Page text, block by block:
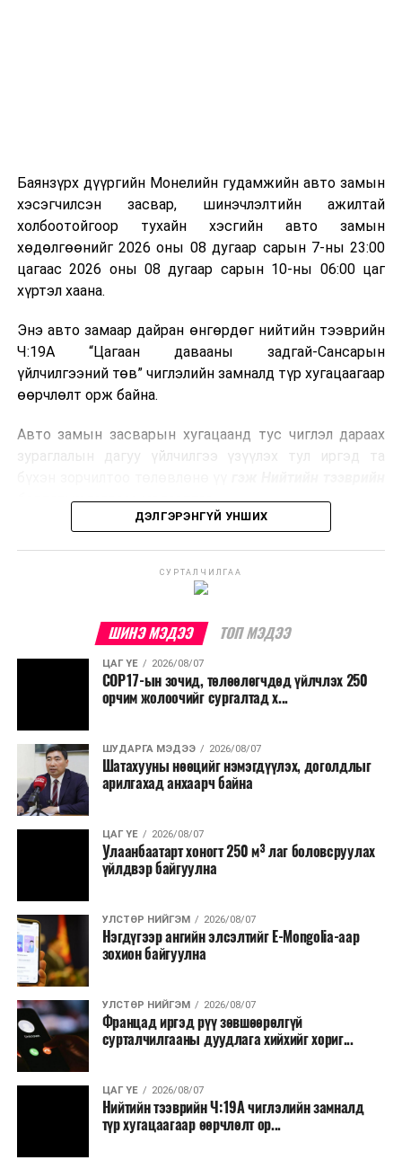
болон дулааны эрчим хүч үйлдвэрлэхэд ашиглаж
болдог. Зарим технологийн хувьд шаталтын дараа
үлдэх үнснээс фосфор зэрэг ашигт эрдсийг сэргээн
авах боломжтой аж.
байна. Тухайлбал, Германд лаг шатаах үйлдвэрээс
гарсан үнснээс фосфор сэргээн авах технологи
ашигладаг бол Нидерландад төвлөрсөн лаг
боловсруулах үйлдвэрүүдээр дулаан, цахилгаан
Ийнхүү лаг хатаах, шатаах технологийг лагийн
улсад өргөн ашиглаж байна.
Баянзүрх дүүргийн Монелийн гудамжийн авто замын
хэсэгчилсэн засвар, шинэчлэлтийн ажилтай
холбоотойгоор тухайн хэсгийн авто замын
хөдөлгөөнийг 2026 оны 08 дугаар сарын 7-ны 23:00
цагаас 2026 оны 08 дугаар сарын 10-ны 06:00 цаг
хүртэл хаана.
Энэ авто замаар дайран өнгөрдөг нийтийн тээврийн
Ч:19А “Цагаан давааны задгай-Сансарын
үйлчилгээний төв” чиглэлийн замналд түр хугацаагаар
өөрчлөлт орж байна.
Авто замын засварын хугацаанд тус чиглэл дараах
зураглалын дагуу үйлчилгээ үзүүлэх тул иргэд та
бодлогын газраас мэдээллээ.
ДЭЛГЭРЭНГҮЙ УНШИХ
СУРТАЛЧИЛГАА
ШИНЭ МЭДЭЭ ТОП МЭДЭЭ
ЦАГ ҮЕ 2026/08/07
COP17-ын зочид, төлөөлөгчдөд үйлчлэх 250
орчим жолоочийг сургалтад х...
ШУДАРГА МЭДЭЭ 2026/08/07
Шатахууны нөөцийг нэмэгдүүлэх, доголдлыг
арилгахад анхаарч байна
ЦАГ ҮЕ 2026/08/07
Улаанбаатарт хоногт 250 м³ лаг боловсруулах
үйлдвэр байгуулна
УЛСТӨР НИЙГЭМ 2026/08/07
Нэгдүгээр ангийн элсэлтийг E-Mongolia-аар
зохион байгуулна
УЛСТӨР НИЙГЭМ 2026/08/07
Францад иргэд рүү зөвшөөрөлгүй
сурталчилгааны дуудлага хийхийг хориг...
ЦАГ ҮЕ 2026/08/07
Нийтийн тээврийн Ч:19А чиглэлийн замналд
түр хугацаагаар өөрчлөлт ор...